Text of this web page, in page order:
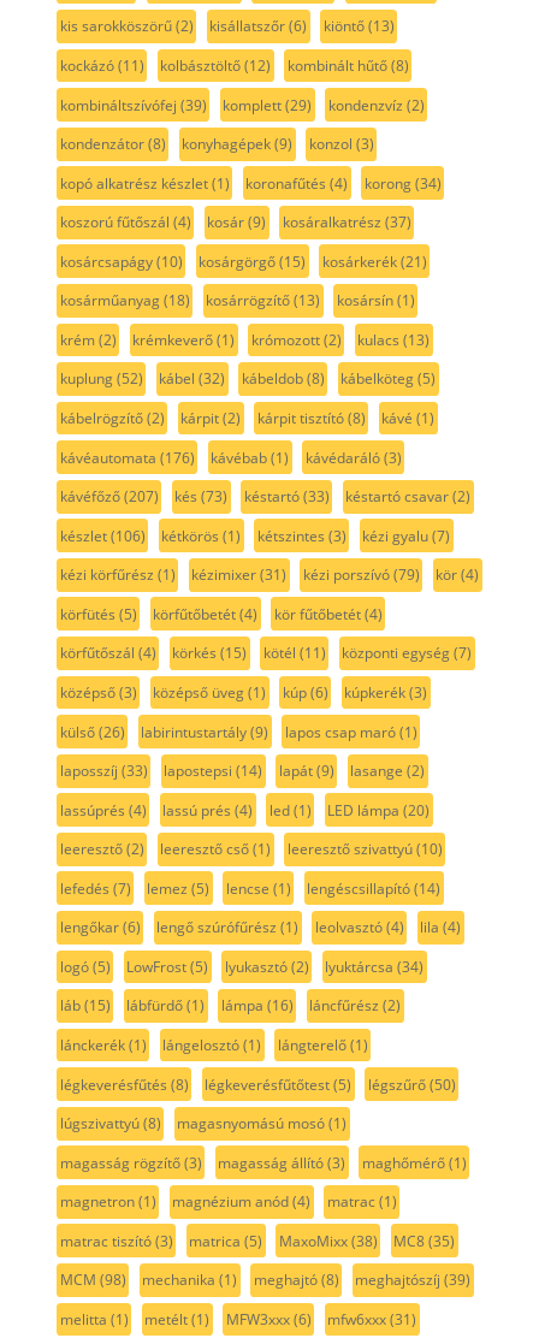
kis sarokköszörű(2) kisállatszőr(6) kiöntő(13)
kockázó(11) kolbásztöltő(12) kombinált hűtő(8)
kombináltszívófej (39) komplett(29) kondenzvíz (2)
kondenzátor(8) konyhagépek(9) konzol (3)
kopó alkatrész készlet(1) koronafűtés (4) korong(34)
koszorú fűtőszál (4) kosár(9) kosáralkatrész (37)
kosárcsapágy(10) kosárgörgő(15) kosárkerék(21)
kosárműanyag(18) kosárrögzítő(13) kosársín(1)
krém(2) krémkeverő(1) krómozott(2) kulacs (13)
kuplung(52) kábel (32) kábeldob(8) kábelköteg(5)
kábelrögzítő(2) kárpit(2) kárpit tisztító(8) kávé (1)
kávéautomata (176) kávébab(1) kávédaráló(3)
kávéfőző(207) kés (73) késtartó(33) késtartó csavar(2)
készlet(106) kétkörös (1) kétszintes (3) kézi gyalu(7)
kézi körfűrész (1) kézimixer(31) kézi porszívó(79) kör(4)
körfütés (5) körfűtőbetét(4) kör fűtőbetét(4)
körfűtőszál (4) körkés (15) kötél (11) központi egység(7)
középső(3) középső üveg(1) kúp(6) kúpkerék(3)
külső(26) labirintustartály(9) lapos csap maró(1)
laposszíj (33) lapostepsi (14) lapát(9) lasange (2)
lassúprés (4) lassú prés (4) led(1) LED lámpa (20)
leeresztő(2) leeresztő cső(1) leeresztő szivattyú(10)
lefedés (7) lemez (5) lencse (1) lengéscsillapító(14)
lengőkar(6) lengő szúrófűrész (1) leolvasztó(4) lila (4)
logó(5) LowFrost(5) lyukasztó(2) lyuktárcsa (34)
láb(15) lábfürdő(1) lámpa (16) láncfűrész (2)
lánckerék(1) lángelosztó(1) lángterelő(1)
légkeverésfűtés (8) légkeverésfűtőtest(5) légszűrő(50)
lúgszivattyú(8) magasnyomású mosó(1)
magasság rögzítő(3) magasság állító(3) maghőmérő(1)
magnetron(1) magnézium anód(4) matrac(1)
matrac tiszító(3) matrica (5) MaxoMixx(38) MC8(35)
MCM (98) mechanika (1) meghajtó(8) meghajtószíj (39)
melitta (1) metélt(1) MFW3xxx(6) mfw6xxx(31)